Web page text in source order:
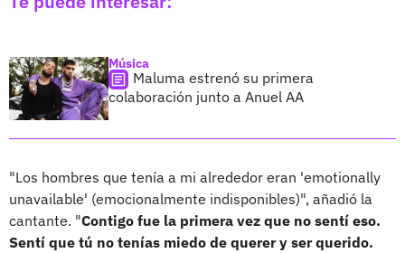
Música
Maluma estrenó su primera
colaboración junto a Anuel AA
"Los hombres que tenía a mi alrededor eran 'emotionally
unavailable' (emocionalmente indisponibles)", añadió la
cantante. "Contigo fue la primera vez que no sentí eso.
Sentí que tú no tenías miedo de querer y ser querido.